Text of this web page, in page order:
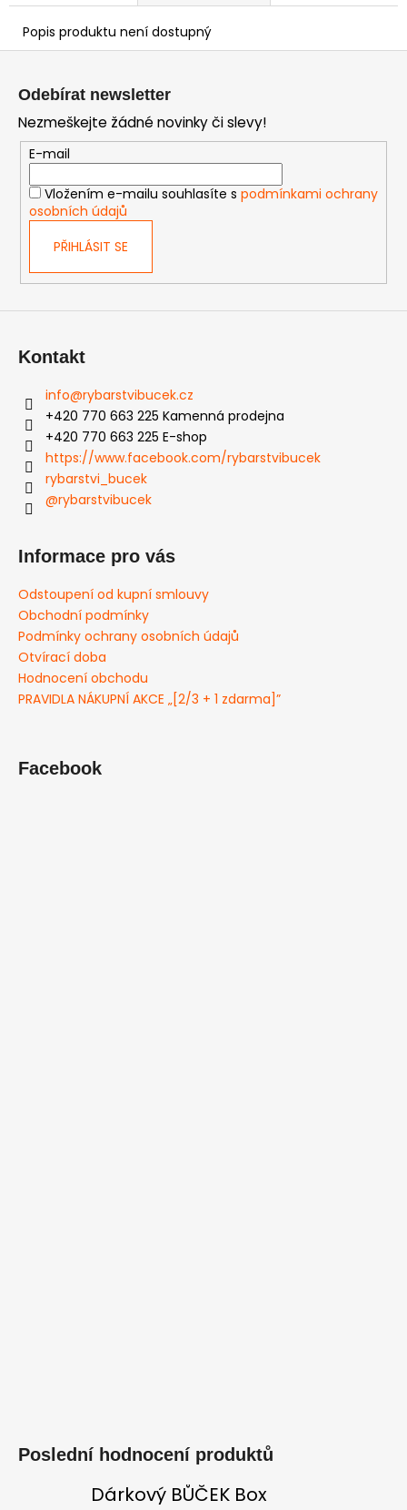
Popis produktu není dostupný
Odebírat newsletter
Nezmeškejte žádné novinky či slevy!
E-mail
Vložením e-mailu souhlasíte s podmínkami ochrany
osobních údajů
PŘIHLÁSIT SE
Kontakt
info@rybarstvibucek.cz
+420 770 663 225 Kamenná prodejna
+420 770 663 225 E-shop
https://www.facebook.com/rybarstvibucek
rybarstvi_bucek
@rybarstvibucek
Informace pro vás
Odstoupení od kupní smlouvy
Obchodní podmínky
Podmínky ochrany osobních údajů
Otvírací doba
Hodnocení obchodu
PRAVIDLA NÁKUPNÍ AKCE „[2/3 + 1 zdarma]”
Facebook
Poslední hodnocení produktů
Dárkový BŮČEK Box